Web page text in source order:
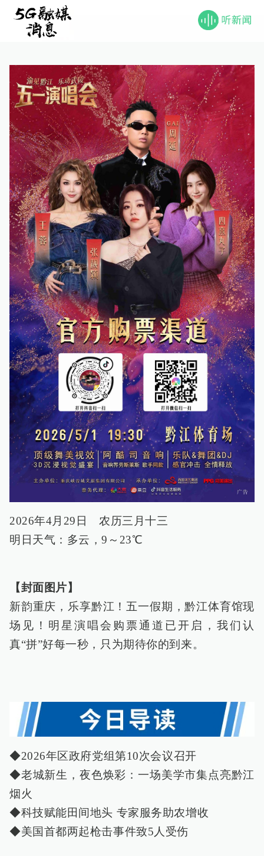
2026年4月29日 农历三月十三
明日天气：多云，9～23℃
【封面图片】
新韵重庆，乐享黔江！五一假期，黔江体育馆现
场见！明星演唱会购票通道已开启，我们认
真“拼”好每一秒，只为期待你的到来。
◆2026年区政府党组第10次会议召开
◆老城新生，夜色焕彩：一场美学市集点亮黔江
烟火
◆科技赋能田间地头 专家服务助农增收
◆美国首都两起枪击事件致5人受伤